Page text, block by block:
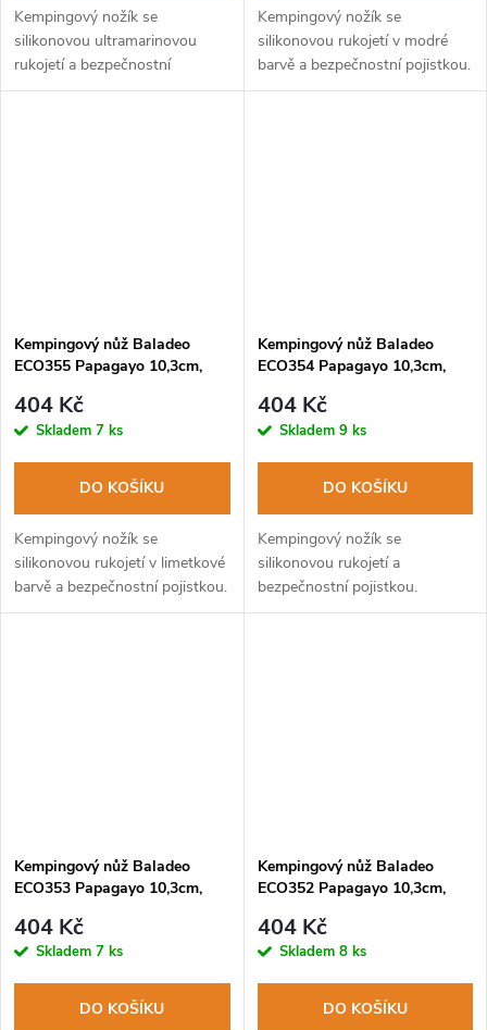
Kempingový nožík se
silikonovou ultramarinovou
rukojetí a bezpečnostní
pojistkou.
Kempingový nožík se
silikonovou rukojetí v modré
barvě a bezpečnostní pojistkou.
Kempingový nůž Baladeo
ECO355 Papagayo 10,3cm,
404 Kč
Skladem 7 ks
DO KOŠÍKU
Kempingový nožík se
silikonovou rukojetí v limetkové
barvě a bezpečnostní pojistkou.
Kempingový nůž Baladeo
ECO354 Papagayo 10,3cm,
404 Kč
Skladem 9 ks
DO KOŠÍKU
Kempingový nožík se
silikonovou rukojetí a
bezpečnostní pojistkou.
Kempingový nůž Baladeo
ECO353 Papagayo 10,3cm,
404 Kč
Skladem 7 ks
DO KOŠÍKU
Kempingový nůž Baladeo
ECO352 Papagayo 10,3cm,
404 Kč
Skladem 8 ks
DO KOŠÍKU